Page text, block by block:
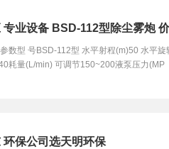
专业设备 BSD-112型除尘雾炮
数型 号BSD-112型 水平射程(m)50 水平
耗量(L/min) 可调节150~200液泵压力(MP
环保公司选天明环保